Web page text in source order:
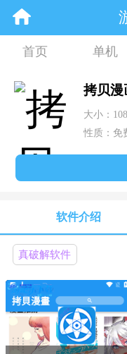
首页 单机
资讯 合集
拷贝漫
大小：
性质：免
软件介绍
真破解软件